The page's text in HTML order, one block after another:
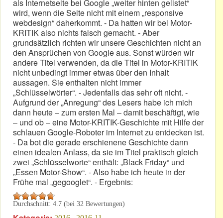
als Internetseite bei Google „weiter hinten gelistet“
wird, wenn die Seite nicht mit einem „responsive
webdesign“ daherkommt. - Da hatten wir bei Motor-
KRITIK also nichts falsch gemacht. - Aber
grundsätzlich richten wir unsere Geschichten nicht an
den Ansprüchen von Google aus. Sonst würden wir
andere Titel verwenden, da die Titel in Motor-KRITIK
nicht unbedingt immer etwas über den Inhalt
aussagen. Sie enthalten nicht immer
„Schlüsselwörter“. - Jedenfalls das sehr oft nicht. -
Aufgrund der „Anregung“ des Lesers habe ich mich
dann heute – zum ersten Mal – damit beschäftigt, wie
– und ob – eine Motor-KRITIK-Geschichte mit Hilfe der
schlauen Google-Roboter im Internet zu entdecken ist.
- Da bot die gerade erschienene Geschichte dann
einen idealen Anlass, da sie im Titel praktisch gleich
zwei „Schlüsselworte“ enthält: „Black Friday“ und
„Essen Motor-Show“. - Also habe ich heute in der
Frühe mal „gegooglet“. - Ergebnis:
Durchschnitt: 4.7 (bei 32 Bewertungen)